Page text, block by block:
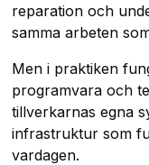
reparation och
samma arbeten
Men i praktiken
programvara och
tillverkarnas egna
infrastruktur som
vardagen.